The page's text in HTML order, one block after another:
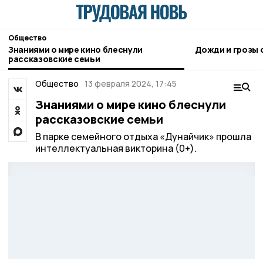
Общество
Знаниями о мире кино блеснули
рассказовские семьи
Общество 13 февраля 2024, 17:45
Знаниями о мире кино блеснули
рассказовские семьи
В парке семейного отдыха «Дунайчик» прошла
интеллектуальная викторина (0+).